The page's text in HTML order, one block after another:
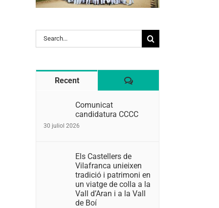
Search
for:
Recent Comentaris
Comunicat
candidatura CCCC
30 juliol 2026
Els Castellers de
Vilafranca unieixen
tradició i patrimoni en
un viatge de colla a la
Vall d’Aran i a la Vall
de Boí